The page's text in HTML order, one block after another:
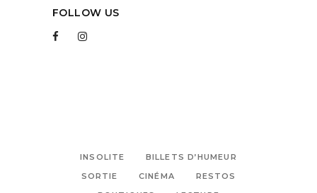
FOLLOW US
INSOLITE
BILLETS D’HUMEUR
SORTIE
CINÉMA
RESTOS